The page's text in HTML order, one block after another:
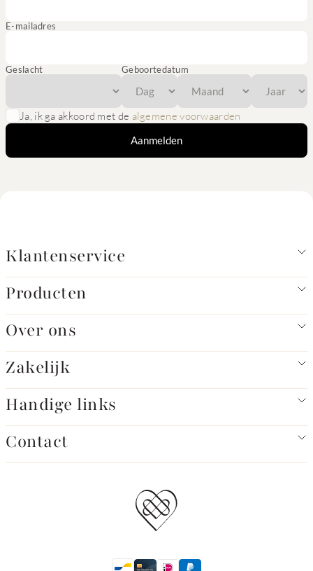
E-mailadres
Geslacht Geboortedatum
Ja, ik ga akkoord met de algemene voorwaarden
Aanmelden
Klantenservice
Producten
Over ons
Zakelijk
Handige links
Contact